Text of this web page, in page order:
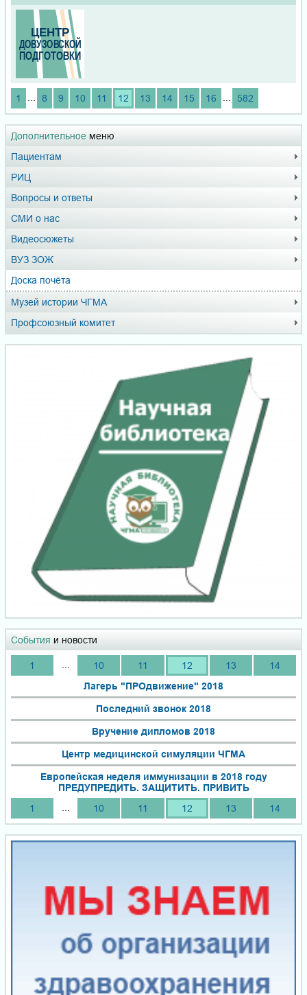
Дополнительное меню
Пациентам
РИЦ
Вопросы и ответы
СМИ о нас
Видеосюжеты
ВУЗ ЗОЖ
Доска почёта
Музей истории ЧГМА
Профсоюзный комитет
События и новости
1 10 11 12 13
14
Лагерь "ПРОдвижение" 2018
Последний звонок 2018
Вручение дипломов 2018
Центр медицинской симуляции ЧГМА
Европейская неделя иммунизации в 2018 году
ПРЕДУПРЕДИТЬ. ЗАЩИТИТЬ. ПРИВИТЬ
1
10 11 12 13 14
1 8 9 10 11 12 13 14 15 16 582